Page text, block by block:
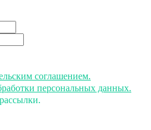
соглашением.
персональных данных.